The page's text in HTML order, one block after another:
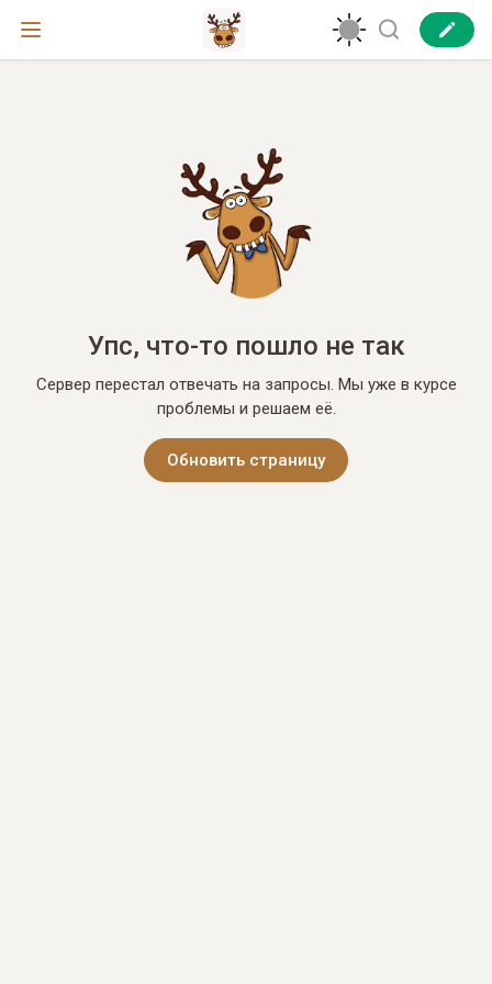
Упс, что-то пошло не так
Сервер перестал отвечать на запросы. Мы уже в курсе
проблемы и решаем её.
Обновить страницу